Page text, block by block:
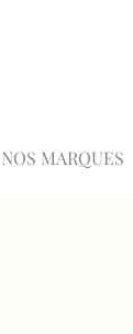
NOS MARQUES